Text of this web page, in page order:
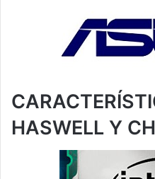
HASWELL Y